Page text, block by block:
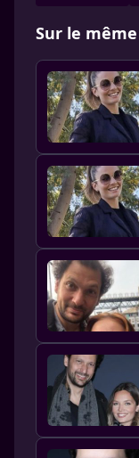
Sur le